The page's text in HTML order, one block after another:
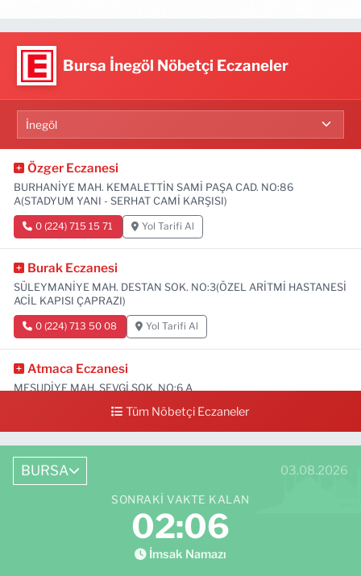
Bursa İnegöl Nöbetçi Eczaneler
Özger Eczanesi
BURHANİYE MAH. KEMALETTİN SAMİ PAŞA CAD. NO:86
A(STADYUM YANI - SERHAT CAMİ KARŞISI)
0 (224) 715 15 71 Yol Tarifi Al
Burak Eczanesi
SÜLEYMANİYE MAH. DESTAN SOK. NO:3(ÖZEL ARİTMİ HASTANESİ
ACİL KAPISI ÇAPRAZI)
0 (224) 713 50 08 Yol Tarifi Al
Atmaca Eczanesi
MESUDİYE MAH. SEVGİ SOK. NO:6 A
0 (224) 711 04 24 Yol Tarifi Al
Tüm Nöbetçi Eczaneler
BURSA 03.08.2026
SONRAKI VAKTE KALAN
02:06
İmsak Namazı